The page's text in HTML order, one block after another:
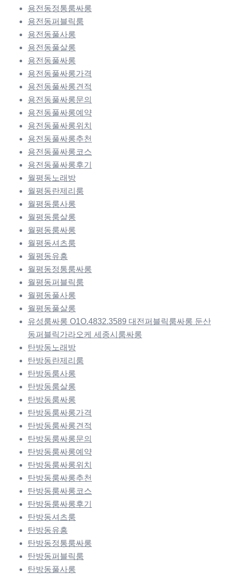
용전동정통룸싸롱
용전동퍼블릭룸
용전동풀사롱
용전동풀살롱
용전동풀싸롱
용전동풀싸롱가격
용전동풀싸롱견적
용전동풀싸롱문의
용전동풀싸롱예약
용전동풀싸롱위치
용전동풀싸롱추천
용전동풀싸롱코스
용전동풀싸롱후기
월평동노래방
월평동란제리룸
월평동룸사롱
월평동룸살롱
월평동룸싸롱
월평동셔츠룸
월평동유흥
월평동정통룸싸롱
월평동퍼블릭룸
월평동풀사롱
월평동풀살롱
유성룸싸롱 O1O.4832.3589 대전퍼블릭룸싸롱 둔산
동퍼블릭가라오케 세종시룸싸롱
탄방동노래방
탄방동란제리룸
탄방동룸사롱
탄방동룸살롱
탄방동룸싸롱
탄방동룸싸롱가격
탄방동룸싸롱견적
탄방동룸싸롱문의
탄방동룸싸롱예약
탄방동룸싸롱위치
탄방동룸싸롱추천
탄방동룸싸롱코스
탄방동룸싸롱후기
탄방동셔츠룸
탄방동유흥
탄방동정통룸싸롱
탄방동퍼블릭룸
탄방동풀사롱